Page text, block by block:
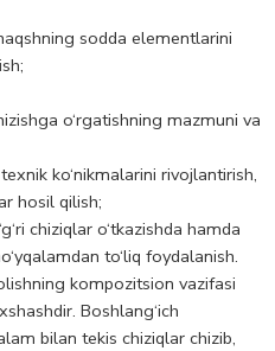
sodda elementlarini
o‘rgatishning mazmuni va
ko‘nikmalarini rivojlantirish,
hosil qilish;
chiziqlar o‘tkazishda hamda
to‘liq foydalanish.
kompozitsion vazifasi
Boshlang‘ich
bilan tekis chiziqlar chizib,